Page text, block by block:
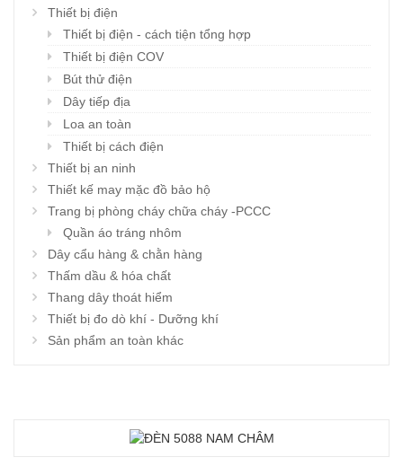
Thiết bị điện
Thiết bị điện - cách tiện tổng hợp
Thiết bị điện COV
Bút thử điện
Dây tiếp địa
Loa an toàn
Thiết bị cách điện
Thiết bị an ninh
Thiết kế may mặc đồ bảo hộ
Trang bị phòng cháy chữa cháy -PCCC
Quần áo tráng nhôm
Dây cẩu hàng & chằn hàng
Thấm dầu & hóa chất
Thang dây thoát hiểm
Thiết bị đo dò khí - Dưỡng khí
Sản phẩm an toàn khác